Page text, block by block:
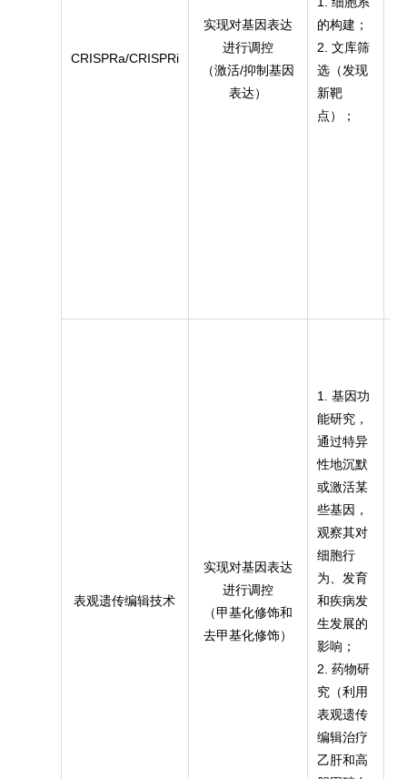
CRISPRa/CRISPRi
实现对基因表达
进行调控
（激活/抑制基因
表达）
的构建；
2. 文库筛
选（发现
新靶
点）；
表观遗传编辑技术
实现对基因表达
进行调控
（甲基化修饰和
去甲基化修饰）
1. 基因功
能研究，
通过特异
性地沉默
或激活某
些基因，
观察其对
细胞行
为、发育
和疾病发
生发展的
影响；
2. 药物研
究（利用
表观遗传
编辑治疗
乙肝和高